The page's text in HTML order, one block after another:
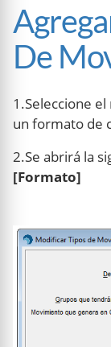
De
1.Seleccione
un formato de
2.Se abrirá la
[Formato]